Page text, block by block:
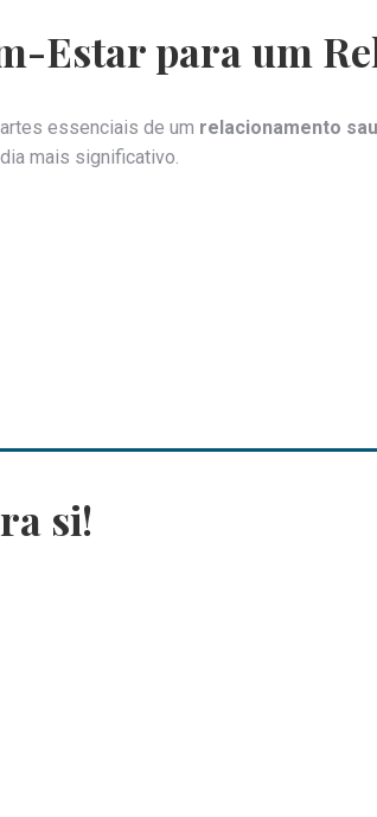
Estar para um
essenciais de um relacionamento
mais significativo.
si!